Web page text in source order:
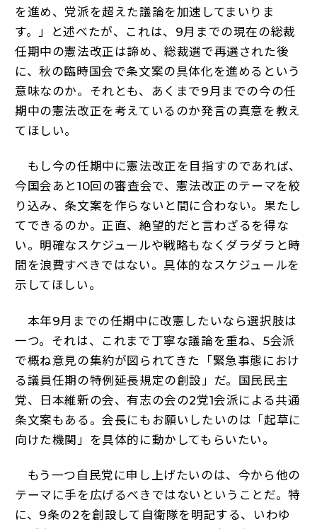
を進め、党派を超えた議論を加速してまいりま
す。」と述べたが、これは、9月までの現在の総裁
任期中の憲法改正は諦め、総裁選で再選された後
に、秋の臨時国会で条文案の具体化を進めるという
意味なのか。それとも、あくまで9月までの今の任
期中の憲法改正を考えているのか発言の真意を教え
てほしい。
もし今の任期中に憲法改正を目指すのであれば、
今国会あと10回の審査会で、憲法改正のテーマを絞
り込み、条文案を作らないと間に合わない。果たし
てできるのか。正直、絶望的だと言わざるを得な
い。明確なスケジュールや戦略もなくダラダラと時
間を浪費すべきではない。具体的なスケジュールを
示してほしい。
本年9月までの任期中に改憲したいなら選択肢は
一つ。それは、これまで丁寧な議論を重ね、5会派
で概ね意見の集約が図られてきた「緊急事態におけ
る議員任期の特例延長規定の創設」だ。国民民主
党、日本維新の会、有志の会の2党1会派による共通
条文案もある。会長にもお願いしたいのは「起草に
向けた機関」を具体的に動かしてもらいたい。
もう一つ自民党に申し上げたいのは、今から他の
テーマに手を広げるべきではないということだ。特
に、9条の2を創設して自衛隊を明記する、いわゆ